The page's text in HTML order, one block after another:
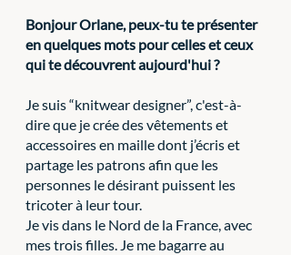
Bonjour Orlane, peux-tu te présenter
en quelques mots pour celles et ceux
qui te découvrent aujourd'hui ?
Je suis “knitwear designer”, c'est-à-
dire que je crée des vêtements et
accessoires en maille dont j’écris et
partage les patrons afin que les
personnes le désirant puissent les
tricoter à leur tour.
Je vis dans le Nord de la France, avec
mes trois filles. Je me bagarre au